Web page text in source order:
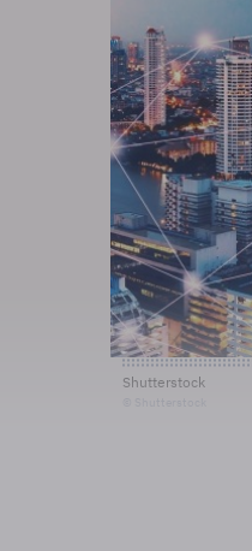
Shutterstock